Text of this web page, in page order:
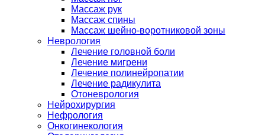
Массаж рук
Массаж спины
Массаж шейно-воротниковой зоны
Неврология
Лечение головной боли
Лечение мигрени
Лечение полинейропатии
Лечение радикулита
Отоневрология
Нейрохирургия
Нефрология
Онкогинекология